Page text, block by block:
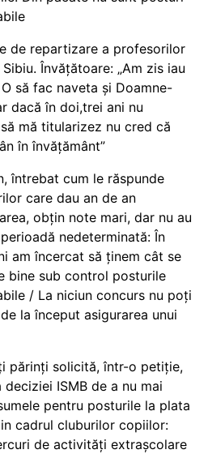
de repartizare a profesorilor
Învățătoare: „Am zis iau
să fac naveta și Doamne-
dacă în doi,trei ani nu
mă titularizez nu cred că
în învățământ”
întrebat cum le răspunde
care dau an de an
obțin note mari, dar nu au
nedeterminată: În
am încercat să ținem cât se
bine sub control posturile
/ La niciun concurs nu poți
la început asigurarea unui
părinți solicită, într-o petiție,
deciziei ISMB de a nu mai
pentru posturile la plata
cadrul cluburilor copiilor:
de activități extrașcolare